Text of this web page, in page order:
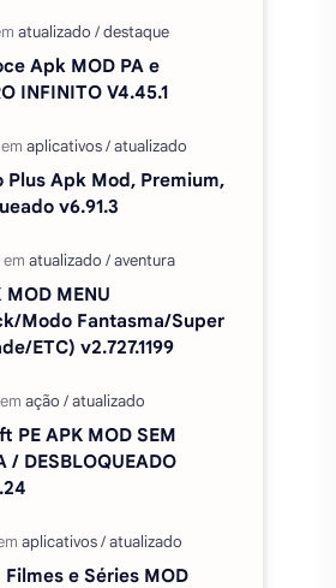
Apk MOD PA e
INFINITO V4.45.1
Plus Apk Mod, Premium,
v6.91.3
MOD MENU
Modo Fantasma/Super
ETC) v2.727.1199
PE APK MOD SEM
/ DESBLOQUEADO
Filmes e Séries MOD